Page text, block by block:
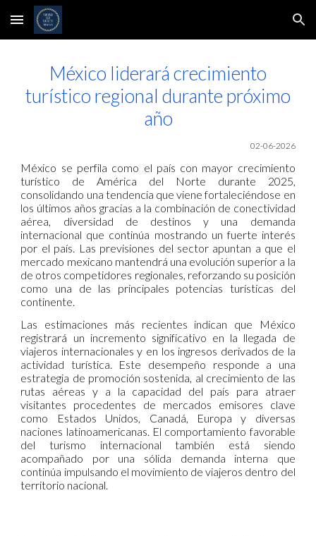
Skip to main content Skip to navigation
México liderará crecimiento
turístico regional durante próximo
año
02-06-2026
México se perfila como el país con mayor crecimiento
turístico de América del Norte durante 2025,
consolidando una tendencia que viene fortaleciéndose en
los últimos años gracias a la combinación de conectividad
aérea, diversidad de destinos y una demanda
internacional que continúa mostrando un fuerte interés
por el país. Las previsiones del sector apuntan a que el
mercado mexicano mantendrá una evolución superior a la
de otros competidores regionales, reforzando su posición
como una de las principales potencias turísticas del
continente.
Las estimaciones más recientes indican que México
registrará un incremento significativo en la llegada de
viajeros internacionales y en los ingresos derivados de la
actividad turística. Este desempeño responde a una
estrategia de promoción sostenida, al crecimiento de las
rutas aéreas y a la capacidad del país para atraer
visitantes procedentes de mercados emisores clave
como Estados Unidos, Canadá, Europa y diversas
naciones latinoamericanas. El comportamiento favorable
del turismo internacional también está siendo
acompañado por una sólida demanda interna que
continúa impulsando el movimiento de viajeros dentro del
territorio nacional.